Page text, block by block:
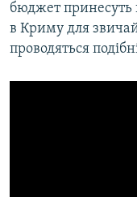
бюджет принесуть
в Криму для
проводяться